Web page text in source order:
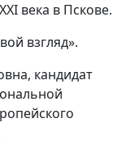
века в Пскове.
взгляд».
кандидат